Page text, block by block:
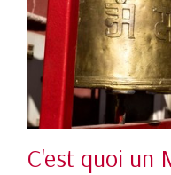
C'est quoi un